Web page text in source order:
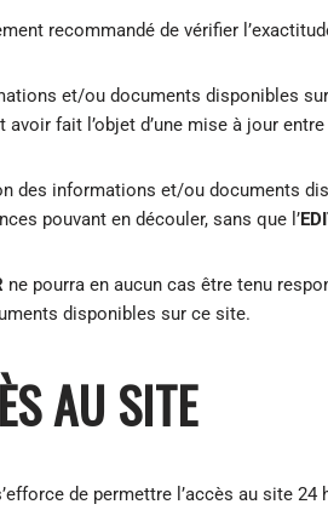
recommandé de vérifier
et/ou documents disponibles
avoir fait l’objet d’une mise à jour
des informations et/ou documents
pouvant en découler, sans que l’
ne pourra en aucun cas être tenu
disponibles sur ce site.
AU SITE
de permettre l’accès au site